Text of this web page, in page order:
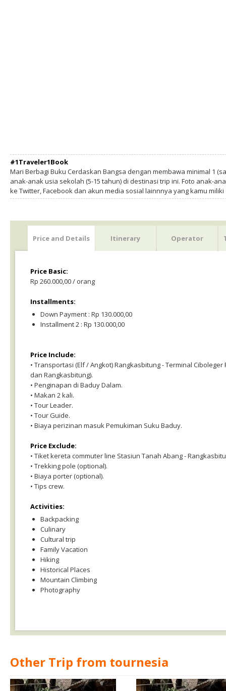
#1Traveler1Book
Mari Berbagi Buku Cerdaskan Bangsa dengan membawa minimal 1
anak-anak usia sekolah (5-15 tahun) di destinasi trip ini. Foto anak-
ke Twitter, Facebook dan akun media sosial lainnnya yang kamu
Price and Details Itinerary Operator
Price Basic:
Rp 260.000,00 / orang
Installments:
Down Payment : Rp 130.000,00
Installment 2 : Rp 130.000,00
Price Include:
• Transportasi (Elf / Angkot) Rangkasbitung - Terminal
dan Rangkasbitung).
• Penginapan di Baduy Dalam.
• Makan 2 kali.
• Tour Leader.
• Tour Guide.
• Biaya perizinan masuk Pemukiman Suku Baduy.
Price Exclude:
• Tiket kereta commuter line Stasiun Tanah Abang -
• Trekking pole (optional).
• Biaya porter (optional).
• Tips crew.
Activities:
Backpacking
Culinary
Cultural trip
Family Vacation
Hiking
Historical Places
Mountain Climbing
Photography
Other Trip from tournesia